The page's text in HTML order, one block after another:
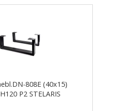
808E (40x15)
P2 STELARIS